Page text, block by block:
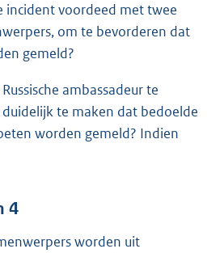
incident voordeed met twee
om te bevorderen dat
gemeld?
ambassadeur te
te maken dat bedoelde
worden gemeld? Indien
4
worden uit